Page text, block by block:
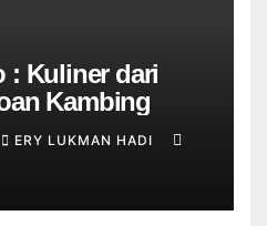
: Kuliner dari
Kambing
ERY LUKMAN HADI